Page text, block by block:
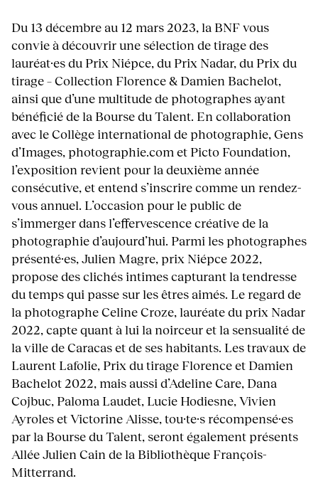
Du 13 décembre au 12 mars 2023, la BNF vous
convie à découvrir une sélection de tirage des
lauréat·es du Prix Niépce, du Prix Nadar, du Prix du
tirage – Collection Florence & Damien Bachelot,
ainsi que d’une multitude de photographes ayant
bénéficié de la Bourse du Talent. En collaboration
avec le Collège international de photographie, Gens
d’Images, photographie.com et Picto Foundation,
l’exposition revient pour la deuxième année
consécutive, et entend s’inscrire comme un rendez-
vous annuel. L’occasion pour le public de
s’immerger dans l’effervescence créative de la
photographie d’aujourd’hui. Parmi les photographes
présenté·es, Julien Magre, prix Niépce 2022,
propose des clichés intimes capturant la tendresse
du temps qui passe sur les êtres aimés. Le regard de
la photographe Celine Croze, lauréate du prix Nadar
2022, capte quant à lui la noirceur et la sensualité de
la ville de Caracas et de ses habitants. Les travaux de
Laurent Lafolie, Prix du tirage Florence et Damien
Bachelot 2022, mais aussi d’Adeline Care, Dana
Cojbuc, Paloma Laudet, Lucie Hodiesne, Vivien
Ayroles et Victorine Alisse, tou·te·s récompensé·es
par la Bourse du Talent, seront également présents
Allée Julien Cain de la Bibliothèque François-
Mitterrand.